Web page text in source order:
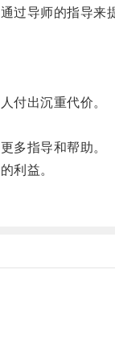
导师的指导来
付出沉重代价。
多指导和帮助。
利益。